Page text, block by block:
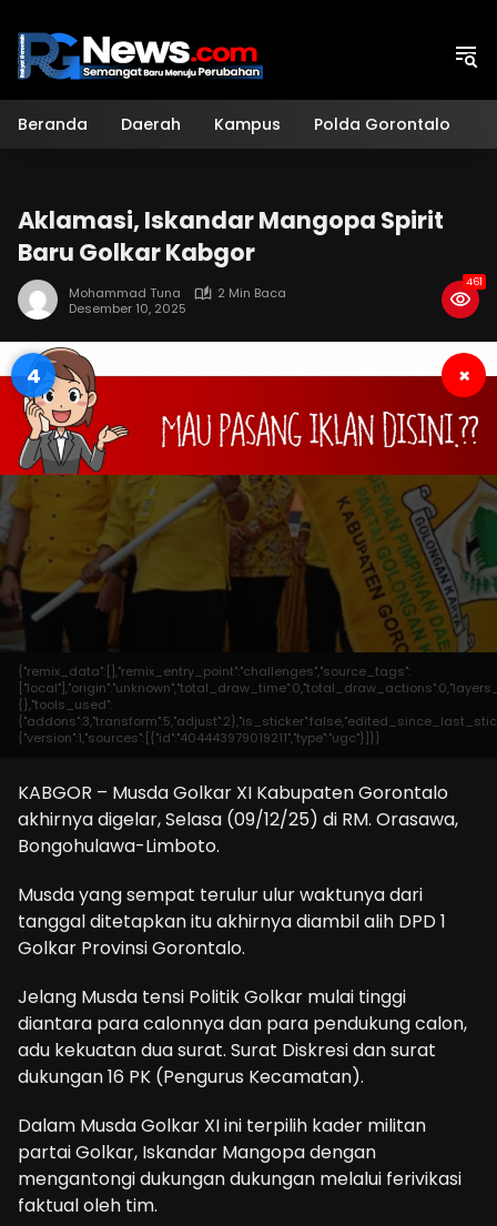
konten
Beranda Daerah Kampus Polda Gorontalo
Aklamasi, Iskandar Mangopa Spirit
Baru Golkar Kabgor
Mohammad Tuna
2 Min Baca
Desember 10, 2025
461
3 ×
{"remix_data":[],"remix_entry_point":"challenges","source_tags":
{},"tools_used":
{"version":1,"sources":[{"id":"404443979019211","type":"ugc"}]}}
KABGOR – Musda Golkar XI Kabupaten Gorontalo
akhirnya digelar, Selasa (09/12/25) di RM. Orasawa,
Bongohulawa-Limboto.
Musda yang sempat terulur ulur waktunya dari
tanggal ditetapkan itu akhirnya diambil alih DPD 1
Golkar Provinsi Gorontalo.
Jelang Musda tensi Politik Golkar mulai tinggi
diantara para calonnya dan para pendukung calon,
adu kekuatan dua surat. Surat Diskresi dan surat
dukungan 16 PK (Pengurus Kecamatan).
Dalam Musda Golkar XI ini terpilih kader militan
partai Golkar, Iskandar Mangopa dengan
mengantongi dukungan dukungan melalui ferivikasi
faktual oleh tim.